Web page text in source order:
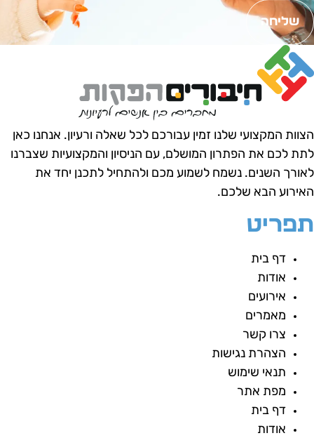
שליחה
המקצועי שלנו זמין עבורכם לכל שאלה ורעיון. אנחנו כאן
לכם את הפתרון המושלם, עם הניסיון והמקצועיות שצברנו
השנים. נשמח לשמוע מכם ולהתחיל לתכנן יחד את
הבא שלכם.
דף בית
אודות
אירועים
מאמרים
צרו קשר
הצהרת נגישות
תנאי שימוש
מפת אתר
דף בית
אודות